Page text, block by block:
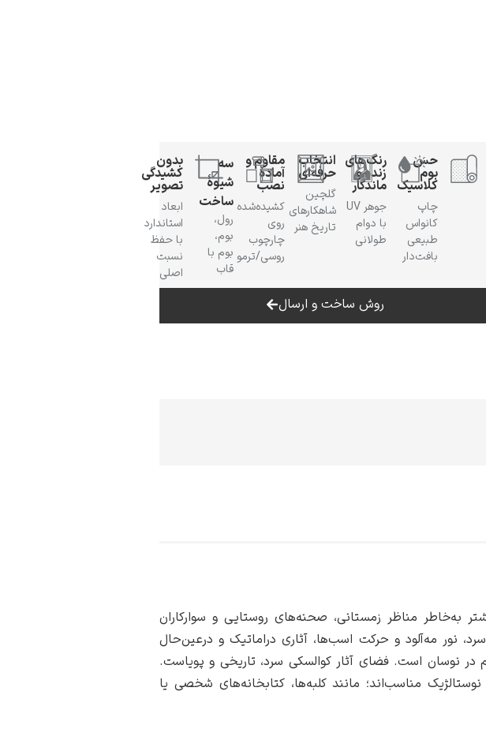
حس
بوم
کلاسیک
چاپ
کانواس
طبیعی
بافت‌دار
رنگ‌های
زنده و
ماندگار
جوهر UV
با دوام
طولانی
انتخاب
حرفه‌ای
گلچین
شاهکارهای
تاریخ هنر
مقاوم و
آمادهٔ
نصب
کشیده‌شده
روی
چارچوب
روسی/ترمو
سه
شیوهٔ
ساخت
رول،
بوم،
بوم با
قاب
بدون
کشیدگی
تصویر
ابعاد
استاندارد
با حفظ
نسبت
اصلی
روش ساخت و ارسال
به‌خاطر مناظر زمستانی، صحنه‌های روستایی و سوارکاران
نور مه‌آلود و حرکت اسب‌ها، آثاری دراماتیک و درعین‌حال
در نوسان است. فضای آثار کوالسکی سرد، تاریخی و پویاست.
مناسب‌اند؛ مانند کلبه‌ها، کتابخانه‌های شخصی یا